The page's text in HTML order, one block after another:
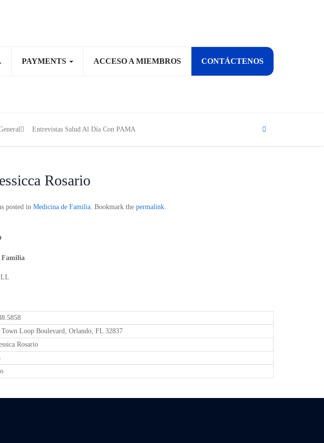
PAYMENTS ACCESO A MIEMBROS CONTÁCTENOS
Entrevistas Salud Al Día Con PAMA
Rosario
posted in Medicina de Familia. Bookmark the permalink.
Familia
Town Loop Boulevard, Orlando, FL 32837
Rosario